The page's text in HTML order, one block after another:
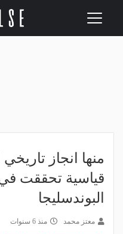
Toggle
قياسية تحققت
البوندسليجا
معتز محمد منذ 6 سنوات